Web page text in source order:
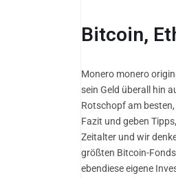
Bitcoin,
Monero monero
sein Geld überall hin
Rotschopf am
Fazit und geben
Zeitalter und wir
größten Bitcoin-
ebendiese eigene